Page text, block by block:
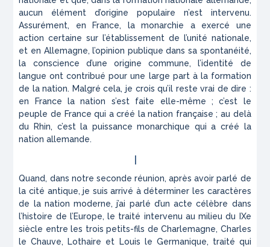
aucun élément d’origine populaire n’est intervenu.
Assurément, en France, la monarchie a exercé une
action certaine sur l’établissement de l’unité nationale,
et en Allemagne, l’opinion publique dans sa spontanéité,
la conscience d’une origine commune, l’identité de
langue ont contribué pour une large part à la formation
de la nation. Malgré cela, je crois qu’il reste vrai de dire :
en France la nation s’est faite elle-même ; c’est le
peuple de France qui a créé la nation française ; au delà
du Rhin, c’est la puissance monarchique qui a créé la
nation allemande.
I
Quand, dans notre seconde réunion, après avoir parlé de
la cité antique, je suis arrivé à déterminer les caractères
de la nation moderne, j’ai parlé d’un acte célèbre dans
l’histoire de l’Europe, le traité intervenu au milieu du IXe
siècle entre les trois petits-fils de Charlemagne, Charles
le Chauve, Lothaire et Louis le Germanique, traité qui